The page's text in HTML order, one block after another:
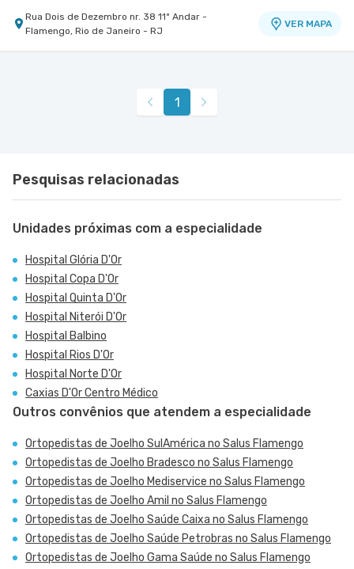
Rua Dois de Dezembro nr. 38 11º Andar -
Flamengo, Rio de Janeiro - RJ
VER MAPA
1
Pesquisas relacionadas
Unidades próximas com a especialidade
Hospital Glória D'Or
Hospital Copa D'Or
Hospital Quinta D'Or
Hospital Niterói D'Or
Hospital Balbino
Hospital Rios D'Or
Hospital Norte D'Or
Caxias D'Or Centro Médico
Outros convênios que atendem a especialidade
Ortopedistas de Joelho SulAmérica no Salus Flamengo
Ortopedistas de Joelho Bradesco no Salus Flamengo
Ortopedistas de Joelho Mediservice no Salus Flamengo
Ortopedistas de Joelho Amil no Salus Flamengo
Ortopedistas de Joelho Saúde Caixa no Salus Flamengo
Ortopedistas de Joelho Saúde Petrobras no Salus Flamengo
Ortopedistas de Joelho Gama Saúde no Salus Flamengo